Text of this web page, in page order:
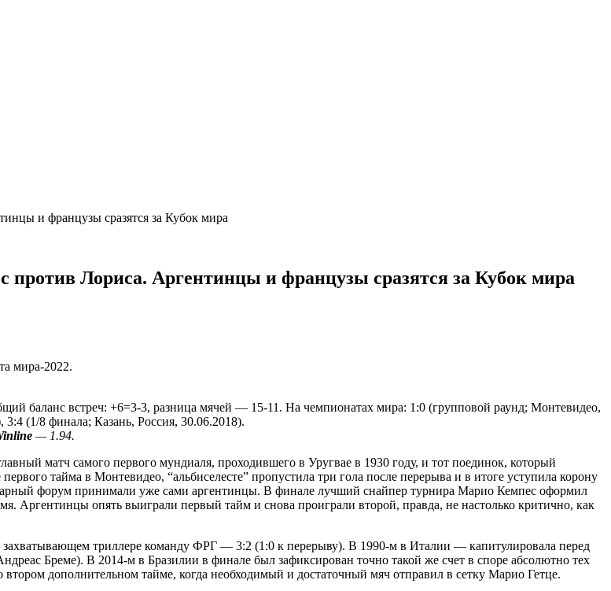
и французы сразятся за Кубок мира
Лориса. Аргентинцы и французы сразятся за Кубок мира
мира-2022.
баланс встреч: +6=3-3, разница мячей — 15-11. На чемпионатах мира: 1:0 (групповой раунд; Монтевидео,
(1/8 финала; Казань, Россия, 30.06.2018).
— 1.94.
матч самого первого мундиаля, проходившего в Уругвае в 1930 году, и тот поединок, который
тайма в Монтевидео, “альбиселесте” пропустила три гола после перерыва и в итоге уступила корону
форум принимали уже сами аргентинцы. В финале лучший снайпер турнира Марио Кемпес оформил
Аргентинцы опять выиграли первый тайм и снова проиграли второй, правда, не настолько критично, как
триллере команду ФРГ — 3:2 (1:0 к перерыву). В 1990-м в Италии — капитулировала перед
Бреме). В 2014-м в Бразилии в финале был зафиксирован точно такой же счет в споре абсолютно тех
дополнительном тайме, когда необходимый и достаточный мяч отправил в сетку Марио Гетце.